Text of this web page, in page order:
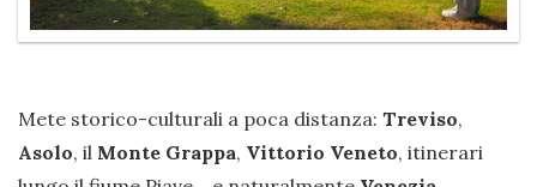
Mete storico-culturali a poca distanza: Treviso,
Asolo, il Monte Grappa, Vittorio Veneto, itinerari